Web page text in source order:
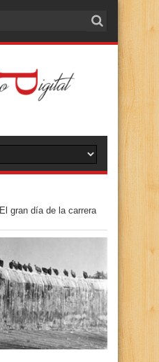
El gran día de la carrera